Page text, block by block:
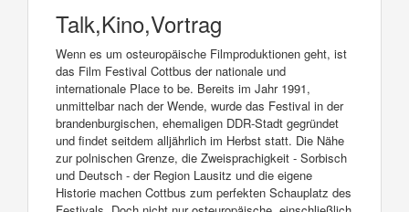
Talk,Kino,Vortrag
Wenn es um osteuropäische Filmproduktionen geht, ist
das Film Festival Cottbus der nationale und
internationale Place to be. Bereits im Jahr 1991,
unmittelbar nach der Wende, wurde das Festival in der
brandenburgischen, ehemaligen DDR-Stadt gegründet
und findet seitdem alljährlich im Herbst statt. Die Nähe
zur polnischen Grenze, die Zweisprachigkeit - Sorbisch
und Deutsch - der Region Lausitz und die eigene
Historie machen Cottbus zum perfekten Schauplatz des